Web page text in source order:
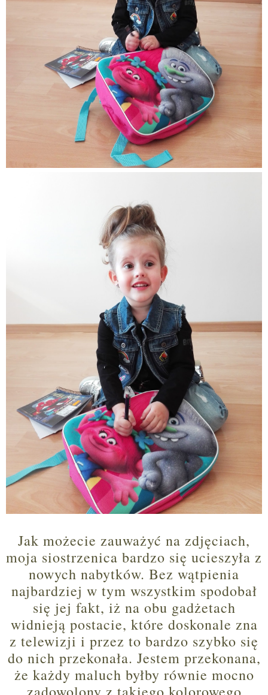
Jak możecie zauważyć na zdjęciach,
moja siostrzenica bardzo się ucieszyła z
nowych nabytków. Bez wątpienia
najbardziej w tym wszystkim spodobał
się jej fakt, iż na obu gadżetach
widnieją postacie, które doskonale zna
z telewizji i przez to bardzo szybko się
do nich przekonała. Jestem przekonana,
że każdy maluch byłby równie mocno